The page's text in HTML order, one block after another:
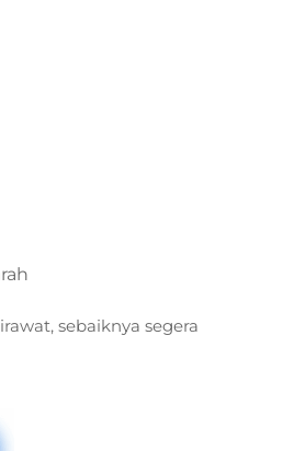
sebaiknya segera